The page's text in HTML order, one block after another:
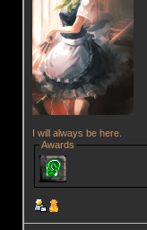
I will always be here.
Awards